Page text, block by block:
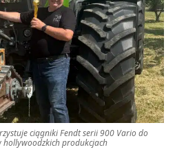
ciągniki Fendt serii 900 Vario do
produkcjach